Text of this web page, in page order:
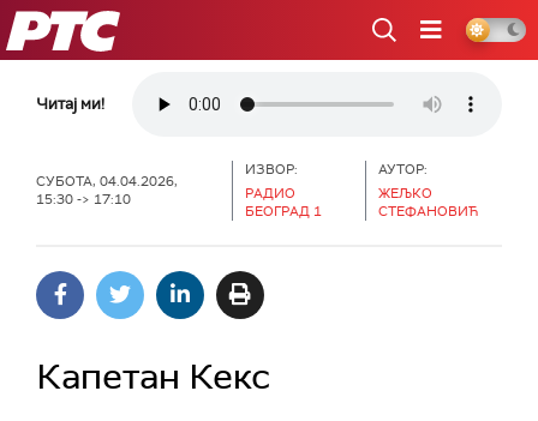
РТС
Читај ми!
СУБОТА, 04.04.2026,
15:30 -> 17:10
ИЗВОР:
РАДИО
БЕОГРАД 1
АУТОР:
ЖЕЉКО
СТЕФАНОВИЋ
Капетан Кекс